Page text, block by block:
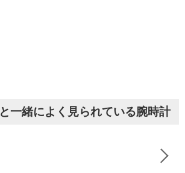
一緒によく見られている腕時計